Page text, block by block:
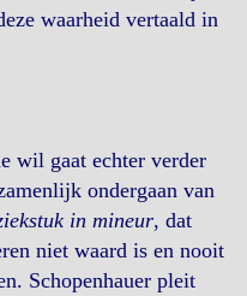
waarheid vertaald in
wil gaat echter verder
ondergaan van
in mineur, dat
niet waard is en nooit
Schopenhauer pleit